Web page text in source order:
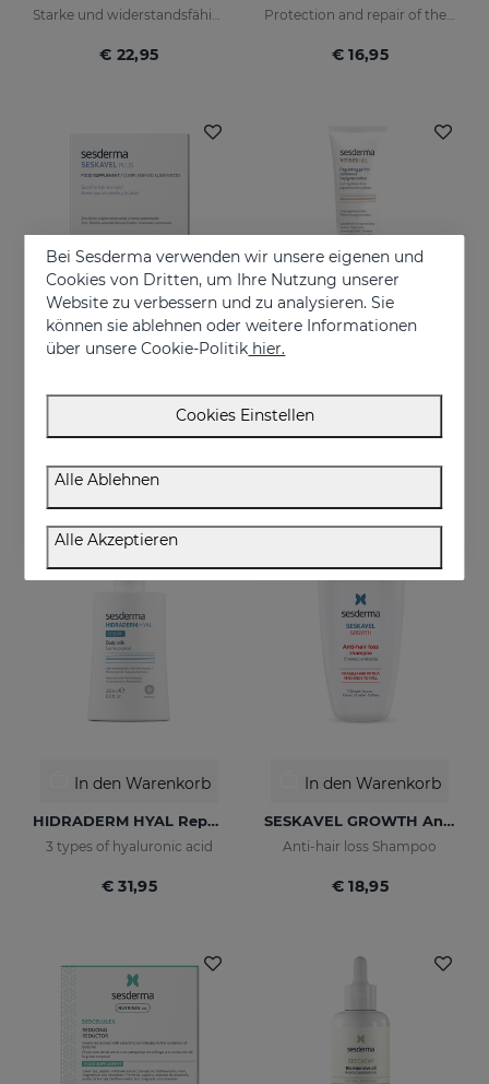
Starke und widerstandsfähige Nägel
€ 22,95
Protection and repair of the stem and split ends which regain their natural look.
€ 16,95
SESKAVEL Plus Kapseln
€ 34,95 € 57,95
In den Warenkorb
HIDRADERM HYAL Repair Body Milk
3 types of hyaluronic acid
€ 31,95
In den Warenkorb
SESKAVEL GROWTH Anti-Hair Loss Shampoo
Anti-hair loss Shampoo
€ 18,95
Bei Sesderma verwenden wir unsere eigenen und
Cookies von Dritten, um Ihre Nutzung unserer
Website zu verbessern und zu analysieren. Sie
können sie ablehnen oder weitere Informationen
über unsere Cookie-Politik hier.
Cookies Einstellen
Alle Ablehnen
Alle Akzeptieren